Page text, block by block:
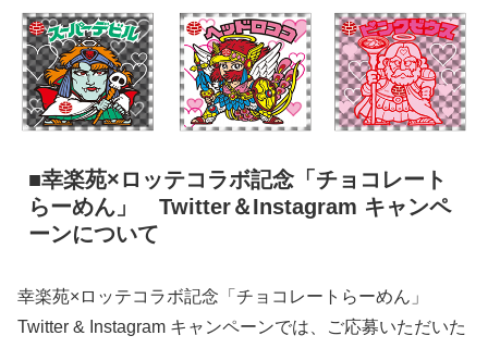
■幸楽苑×ロッテコラボ記念「チョコレート
らーめん」 Twitter＆Instagram キャンペ
ーンについて
幸楽苑×ロッテコラボ記念「チョコレートらーめん」
Twitter & Instagram キャンペーンでは、ご応募いただいた